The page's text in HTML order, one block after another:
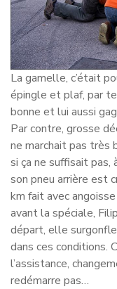
La gamelle, c’était
épingle et plaf, par
bonne et lui aussi
Par contre, grosse
ne marchait pas très
si ça ne suffisait pas,
son pneu arrière est
km fait avec
avant la spéciale,
départ, elle
dans ces conditions.
l’assistance,
redémarre pas…